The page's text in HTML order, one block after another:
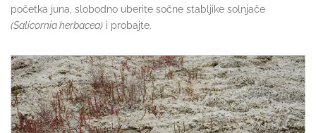
početka juna, slobodno uberite sočne stabljike solnjače
(Salicornia herbacea) i probajte.